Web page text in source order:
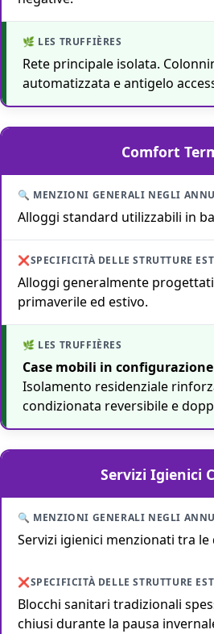
Rete principale isolata.
automatizzata e antigelo
Comfort
Alloggi standard utilizzabili in
Alloggi generalmente
primaverile ed estivo.
Case mobili in
Isolamento residenziale
condizionata reversibile e
Servizi Igienici
Servizi igienici menzionati tra
Blocchi sanitari tradizionali
chiusi durante la pausa